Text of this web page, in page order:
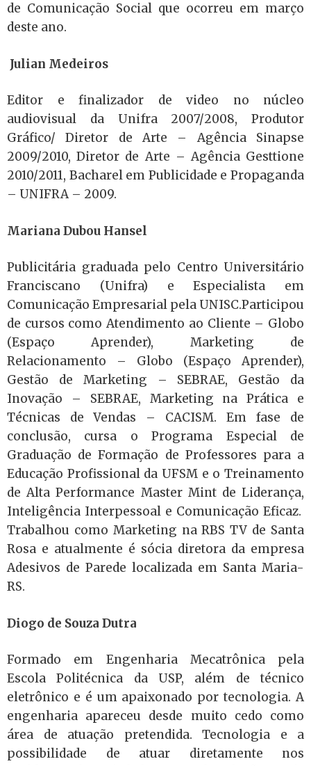
de Comunicação Social que ocorreu em março
deste ano.
Julian Medeiros
Editor e finalizador de video no núcleo
audiovisual da Unifra 2007/2008, Produtor
Gráfico/ Diretor de Arte – Agência Sinapse
2009/2010, Diretor de Arte – Agência Gesttione
2010/2011, Bacharel em Publicidade e Propaganda
– UNIFRA – 2009.
Mariana Dubou Hansel
Publicitária graduada pelo Centro Universitário
Franciscano (Unifra) e Especialista em
Comunicação Empresarial pela UNISC.Participou
de cursos como Atendimento ao Cliente – Globo
(Espaço Aprender), Marketing de
Relacionamento – Globo (Espaço Aprender),
Gestão de Marketing – SEBRAE, Gestão da
Inovação – SEBRAE, Marketing na Prática e
Técnicas de Vendas – CACISM. Em fase de
conclusão, cursa o Programa Especial de
Graduação de Formação de Professores para a
Educação Profissional da UFSM e o Treinamento
de Alta Performance Master Mint de Liderança,
Inteligência Interpessoal e Comunicação Eficaz.
Trabalhou como Marketing na RBS TV de Santa
Rosa e atualmente é sócia diretora da empresa
Adesivos de Parede localizada em Santa Maria-
RS.
Diogo de Souza Dutra
Formado em Engenharia Mecatrônica pela
Escola Politécnica da USP, além de técnico
eletrônico e é um apaixonado por tecnologia. A
engenharia apareceu desde muito cedo como
área de atuação pretendida. Tecnologia e a
possibilidade de atuar diretamente nos